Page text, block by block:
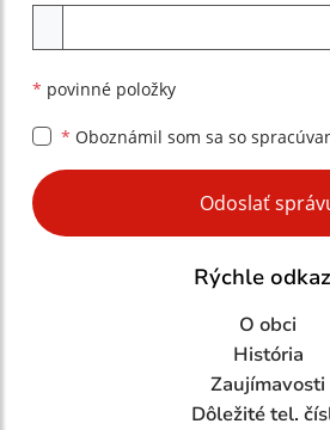
* povinné položky
* Oboznámil som sa so
Google reCaptcha Response
Odoslať
Rýchle
O obci
História
Zaujímavosti
Dôležité tel.